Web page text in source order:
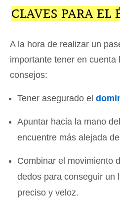
CLAVES PARA EL
A la hora de realizar un
importante tener en cuenta
consejos:
Tener asegurado el
Apuntar hacia la mano
encuentre más alejada
Combinar el movimiento
dedos para conseguir un
preciso y veloz.